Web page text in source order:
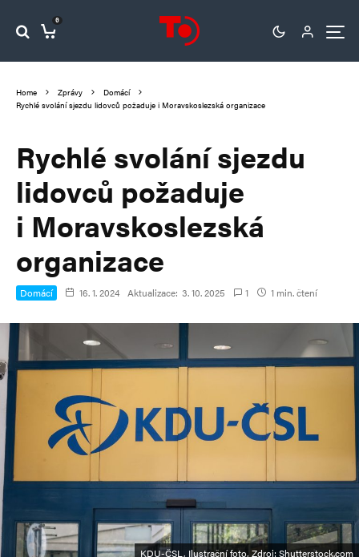
0
Home Zprávy
Domácí
Rychlé svolání sjezdu lidovců požaduje i Moravskoslezská organizace
Rychlé svolání sjezdu
lidovců požaduje
i Moravskoslezská
organizace
Domácí 16. 1. 2024 Aktualizace: 3. 10. 2025 1 1 min. čtení
KDU-ČSL, Ilustrační foto, Zdroj: Shutterstock.com